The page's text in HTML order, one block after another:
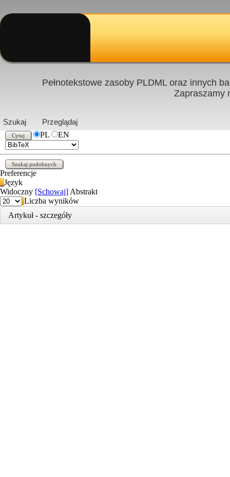
Pełnotekstowe zasoby PLDML oraz innych
Zapraszamy
Szukaj
Przeglądaj
PL
EN
Preferencje
Język
Widoczny [Schowaj] Abstrakt
Liczba wyników
Artykuł - szczegóły